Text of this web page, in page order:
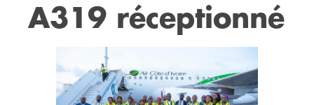
A319 réceptionné